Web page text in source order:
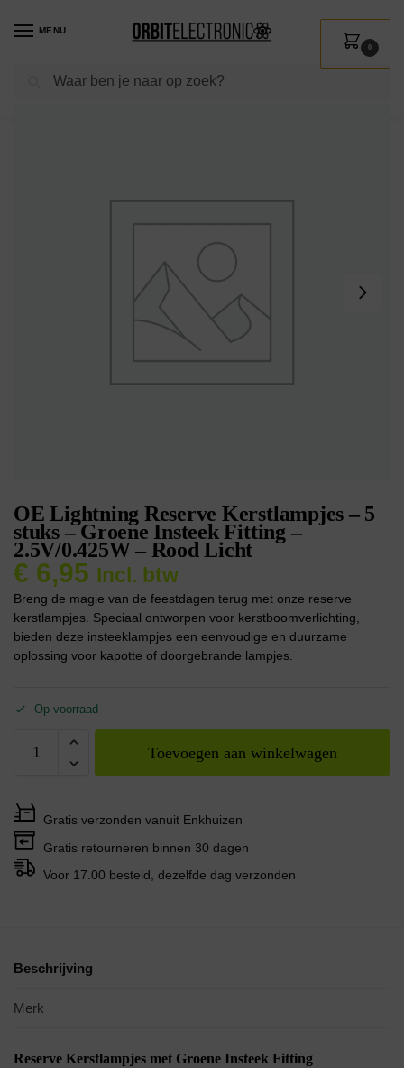
MENU
Zoeken
0
Shop / Verlichting / Lichtbronnen
OE Lightning Reserve Kerstlampjes – 5
stuks – Groene Insteek Fitting –
2.5V/0.425W – Rood Licht
€ 6,95 Incl. btw
Breng de magie van de feestdagen terug met onze reserve
kerstlampjes. Speciaal ontworpen voor kerstboomverlichting,
bieden deze insteeklampjes een eenvoudige en duurzame
oplossing voor kapotte of doorgebrande lampjes.
Op voorraad
Toevoegen aan winkelwagen
Gratis verzonden vanuit Enkhuizen
Gratis retourneren binnen 30 dagen
Voor 17.00 besteld, dezelfde dag verzonden
Beschrijving
Merk
Reserve Kerstlampjes met Groene Insteek Fitting